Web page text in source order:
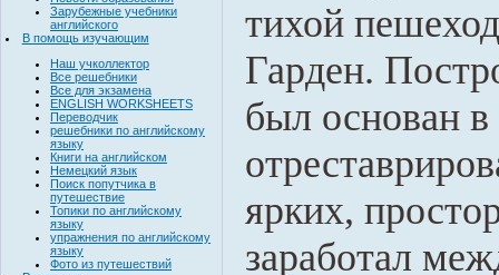
Зарубежные учебники
английского
В помощь изучающим
Наш учколлектор
Все решебники
Все для экзамена
ENGLISH WORKSHEETS
Переводчик
решебники по английскому
языку
Книги на английском
Немецкий язык
Поиск попутчика в
путешествие
Топики по английскому
языку
упражнения по английскому
языку
Фото из путешествий
тихой
Гарден.
был основан
ярких,
заработал